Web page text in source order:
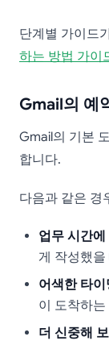
단계별 가이드
하는 방법 가이
Gmail의 예
Gmail의 기본
합니다.
다음과 같은 경
업무 시간
게 작성했을
어색한 타
이 도착하
더 신중해